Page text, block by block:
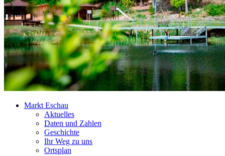
Markt Eschau
Aktuelles
Daten und Zahlen
Geschichte
Ihr Weg zu uns
Ortsplan